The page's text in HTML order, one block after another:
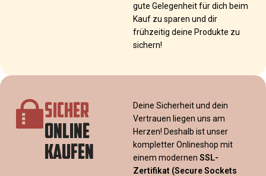
gute Gelegenheit für dich beim
Kauf zu sparen und dir
frühzeitig deine Produkte zu
sichern!
SICHER
ONLINE
KAUFEN
Deine Sicherheit und dein
Vertrauen liegen uns am
Herzen! Deshalb ist unser
kompletter Onlineshop mit
einem modernen SSL-
Zertifikat (Secure Sockets